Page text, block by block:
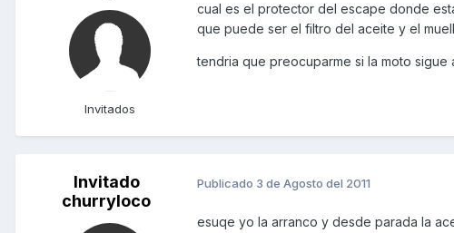
Invitados
cual es el protector del escape donde
que puede ser el filtro del aceite y el
tendria que preocuparme si la moto sigue
Invitado
churryloco
Publicado 3 de Agosto del 2011
esuqe yo la arranco y desde parada la